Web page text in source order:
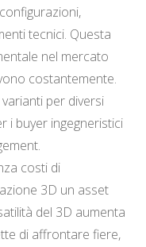
tecnici. Questa
nel mercato
costantemente.
per diversi
i buyer ingegneristici
costi di
3D un asset
del 3D aumenta
di affrontare fiere,